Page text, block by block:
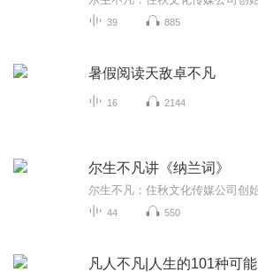
39 885
暑假阅读天敌卓不凡
16 2144
尔生不凡讲《纳兰词》
44 550
凡人不凡|人生的101种可能